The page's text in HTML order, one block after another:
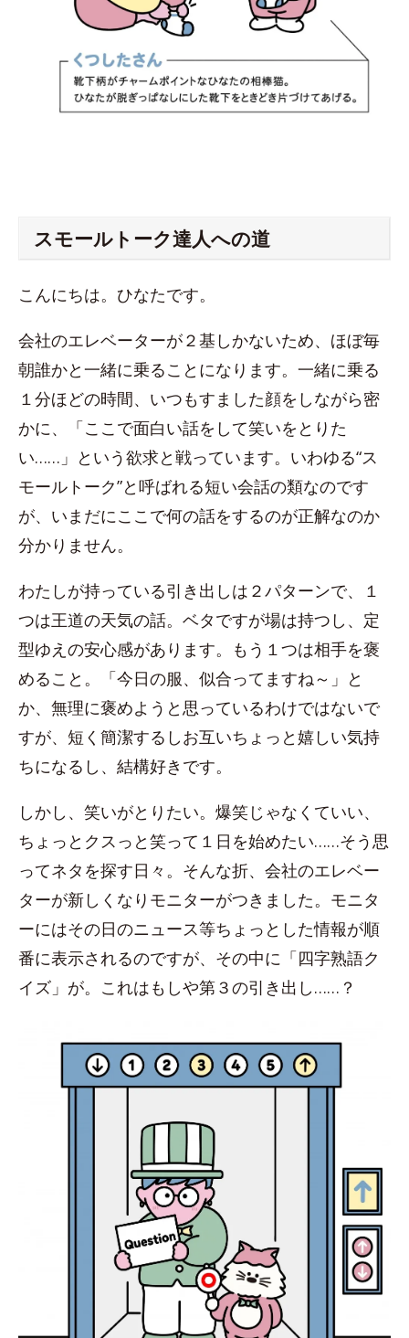
スモールトーク達人への道
こんにちは。ひなたです。
会社のエレベーターが２基しかないため、ほぼ毎
朝誰かと一緒に乗ることになります。一緒に乗る
１分ほどの時間、いつもすました顔をしながら密
かに、「ここで面白い話をして笑いをとりた
い……」という欲求と戦っています。いわゆる“ス
モールトーク”と呼ばれる短い会話の類なのです
が、いまだにここで何の話をするのが正解なのか
分かりません。
わたしが持っている引き出しは２パターンで、１
つは王道の天気の話。ベタですが場は持つし、定
型ゆえの安心感があります。もう１つは相手を褒
めること。「今日の服、似合ってますね～」と
か、無理に褒めようと思っているわけではないで
すが、短く簡潔するしお互いちょっと嬉しい気持
ちになるし、結構好きです。
しかし、笑いがとりたい。爆笑じゃなくていい、
ちょっとクスっと笑って１日を始めたい……そう思
ってネタを探す日々。そんな折、会社のエレベー
ターが新しくなりモニターがつきました。モニタ
ーにはその日のニュース等ちょっとした情報が順
番に表示されるのですが、その中に「四字熟語ク
イズ」が。これはもしや第３の引き出し……？